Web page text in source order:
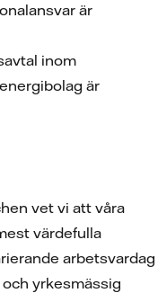
är
inom
är
vet vi att våra
värdefulla
arbetsvardag
yrkesmässig